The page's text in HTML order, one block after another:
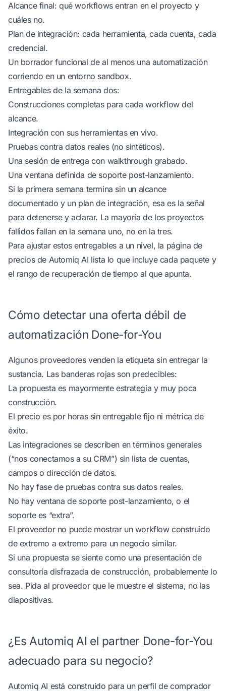
Alcance final: qué workflows entran en el proyecto y
cuáles no.
Plan de integración: cada herramienta, cada cuenta, cada
credencial.
Un borrador funcional de al menos una automatización
corriendo en un entorno sandbox.
Entregables de la semana dos:
Construcciones completas para cada workflow del
alcance.
Integración con sus herramientas en vivo.
Pruebas contra datos reales (no sintéticos).
Una sesión de entrega con walkthrough grabado.
Una ventana definida de soporte post-lanzamiento.
Si la primera semana termina sin un alcance
documentado y un plan de integración, esa es la señal
para detenerse y aclarar. La mayoría de los proyectos
fallidos fallan en la semana uno, no en la tres.
Para ajustar estos entregables a un nivel, la página de
precios de Automiq AI lista lo que incluye cada paquete y
el rango de recuperación de tiempo al que apunta.
Cómo detectar una oferta débil de
automatización Done-for-You
Algunos proveedores venden la etiqueta sin entregar la
sustancia. Las banderas rojas son predecibles:
La propuesta es mayormente estrategia y muy poca
construcción.
El precio es por horas sin entregable fijo ni métrica de
éxito.
Las integraciones se describen en términos generales
(“nos conectamos a su CRM”) sin lista de cuentas,
campos o dirección de datos.
No hay fase de pruebas contra sus datos reales.
No hay ventana de soporte post-lanzamiento, o el
soporte es “extra”.
El proveedor no puede mostrar un workflow construido
de extremo a extremo para un negocio similar.
Si una propuesta se siente como una presentación de
consultoría disfrazada de construcción, probablemente lo
sea. Pida al proveedor que le muestre el sistema, no las
diapositivas.
¿Es Automiq AI el partner Done-for-You
adecuado para su negocio?
Automiq AI está construido para un perfil de comprador